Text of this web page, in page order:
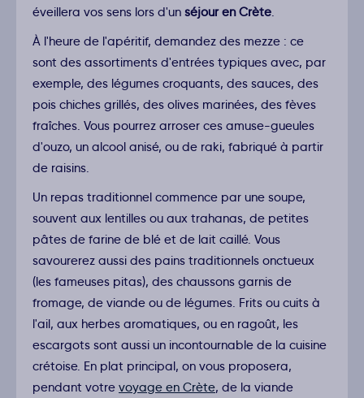
éveillera vos sens lors d'un séjour en Crète.
À l'heure de l'apéritif, demandez des mezze : ce
sont des assortiments d'entrées typiques avec, par
exemple, des légumes croquants, des sauces, des
pois chiches grillés, des olives marinées, des fèves
fraîches. Vous pourrez arroser ces amuse-gueules
d'ouzo, un alcool anisé, ou de raki, fabriqué à partir
de raisins.
Un repas traditionnel commence par une soupe,
souvent aux lentilles ou aux trahanas, de petites
pâtes de farine de blé et de lait caillé. Vous
savourerez aussi des pains traditionnels onctueux
(les fameuses pitas), des chaussons garnis de
fromage, de viande ou de légumes. Frits ou cuits à
l'ail, aux herbes aromatiques, ou en ragoût, les
escargots sont aussi un incontournable de la cuisine
crétoise. En plat principal, on vous proposera,
pendant votre voyage en Crète, de la viande